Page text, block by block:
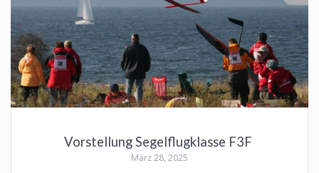
Vorstellung Segelflugklasse F3F
März 28, 2025